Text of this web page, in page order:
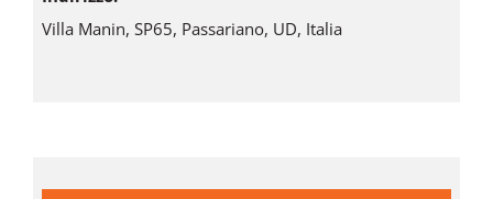
Villa Manin, SP65, Passariano, UD, Italia